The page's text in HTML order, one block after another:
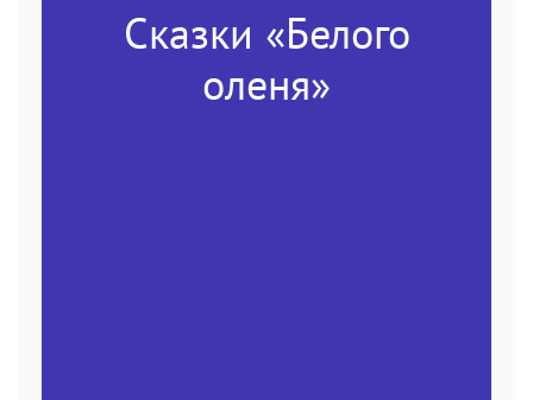
Сказки «Белого
оленя»